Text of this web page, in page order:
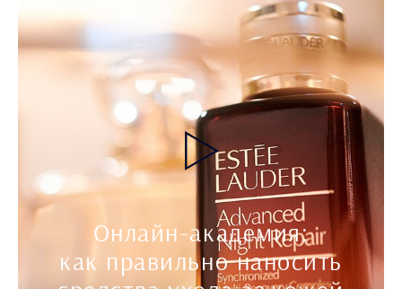
Онлайн-академия:
как правильно наносить